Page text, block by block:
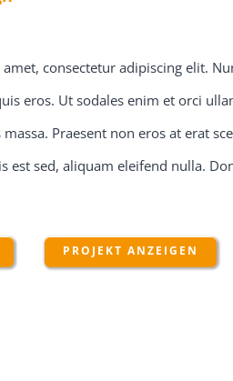
consectetur adipiscing elit.
eros. Ut sodales enim et orci
Praesent non eros at erat
est sed, aliquam eleifend nulla.
PROJEKT ANZEIGEN